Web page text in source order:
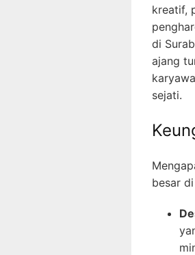
kreatif,
di
ajang
sejati.
besar